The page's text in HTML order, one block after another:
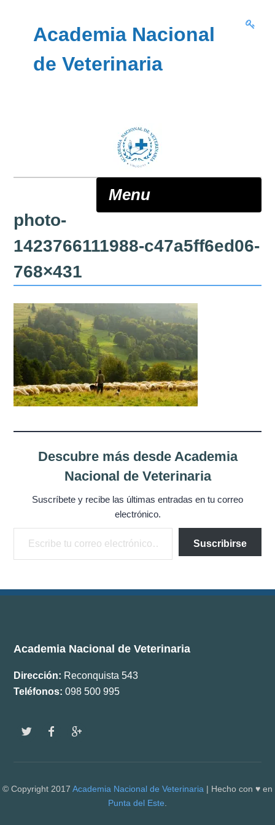
Academia Nacional
de Veterinaria
Menu
ANV
Directiva
Integrantes
Comisiones
Relaciones
Fotos
Contacto
Novedades
Publicaciones
Documentos
Boletín ANV
Comisiones
photo-
1423766111988-c47a5ff6ed06-
768×431
Descubre más desde Academia
Nacional de Veterinaria
Suscríbete y recibe las últimas entradas en tu correo
electrónico.
Escribe tu correo electrónico…
Suscribirse
Academia Nacional de Veterinaria
Dirección: Reconquista 543
Teléfonos: 098 500 995
w f g
© Copyright 2017 Academia Nacional de Veterinaria | Hecho con ♥ en
Punta del Este